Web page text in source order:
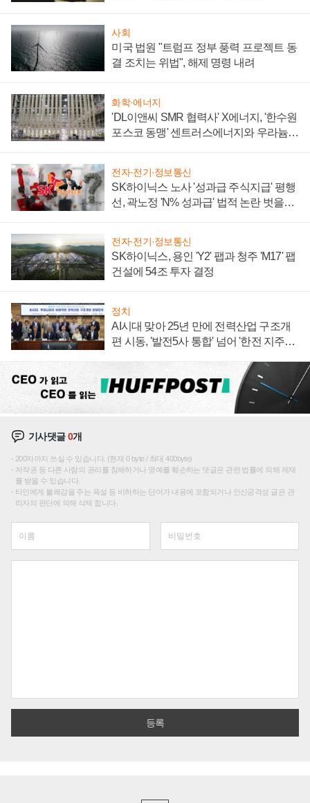
사회
미국 법원 "트럼프 정부 풍력 프로젝트 동
결 조치는 위법", 해제 명령 내려
화학·에너지
'DL이앤씨 SMR 협력사' X에너지, '한수원
포스코 동맹' 센트러스에너지와 우라늄
전자·전기·정보통신
SK하이닉스 노사 '성과급 주식지급' 평행
선, 곽노정 'N% 성과급' 법적 논란 벗을지
전자·전기·정보통신
SK하이닉스, 용인 'Y2' 팹과 청주 'M17' 팹
건설에 54조 투자 결정
정치
AI시대 맞아 25년 만에 전력산업 구조개
편 시동, '발전5사 통합' 넘어 '한전 지주사'
기사댓글0개
200자까지 쓰실 수 있습니다. (현재 0 byte / 최대 400byte)
저작권 등 다른 사람의 권리를 침해하거나 명예를 훼손하는 댓글은 관련 법률에 의해 제재
를 받을 수 있습니다.
타인에게 불쾌감을 주는 욕설 등 비하하는 단어가 내용에 포함되거나 인신공격성 글은 관
리자의 판단에 의해 삭제 합니다.